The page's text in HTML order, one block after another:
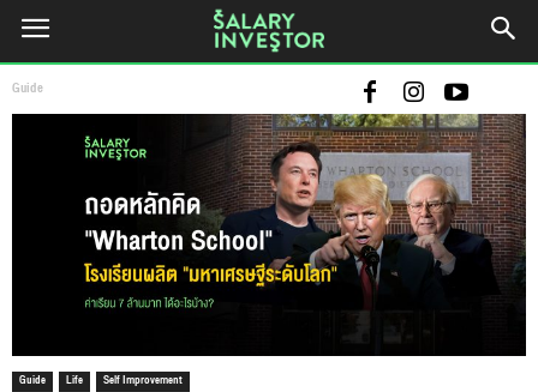
Guide
Guide Life Self Improvement